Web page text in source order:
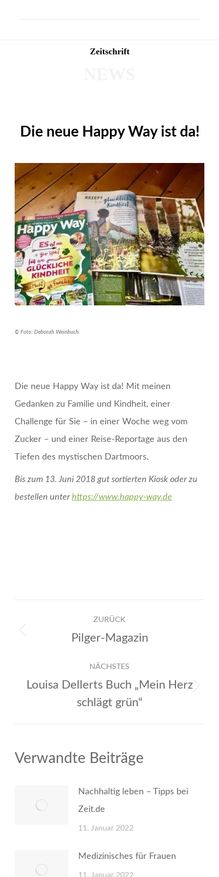
Zeitschrift
Die neue Happy Way ist da!
© Foto: Deborah Weinbuch
Die neue Happy Way ist da! Mit meinen
Gedanken zu Familie und Kindheit, einer
Challenge für Sie – in einer Woche weg vom
Zucker – und einer Reise-Reportage aus den
Tiefen des mystischen Dartmoors.
Bis zum 13. Juni 2018 gut sortierten Kiosk oder zu
bestellen unterhttps://www.happy-way.de
Kommentarnavigation
ZURÜCK
Vorheriger
Pilger-Magazin
NÄCHSTES
Louisa Dellerts Buch „Mein Herz
schlägt grün“
Verwandte Beiträge
Nachhaltig leben – Tipps bei
Zeit.de
11. Januar 2022
Medizinisches für Frauen
11. Januar 2022